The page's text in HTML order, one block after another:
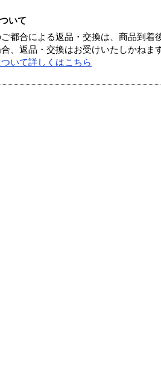
いて
都合による返品・交換は、商品到
、返品・交換はお受けいたしかねます
いて詳しくはこちら